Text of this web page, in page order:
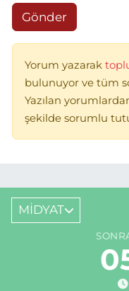
Gönder
Yorum yazarak
bulunuyor ve tüm
Yazılan
şekilde sorumlu
MİDYAT